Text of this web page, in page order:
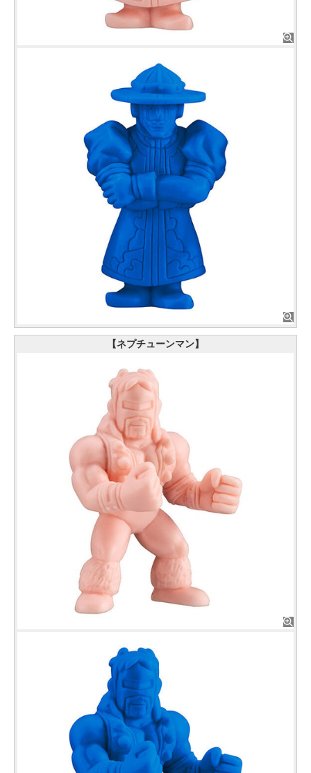
【ネプチューンマン】